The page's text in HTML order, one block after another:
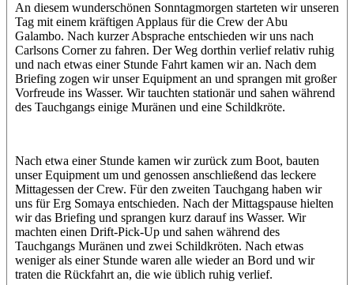
An diesem wunderschönen Sonntagmorgen starteten wir unseren
Tag mit einem kräftigen Applaus für die Crew der Abu
Galambo. Nach kurzer Absprache entschieden wir uns nach
Carlsons Corner zu fahren. Der Weg dorthin verlief relativ ruhig
und nach etwas einer Stunde Fahrt kamen wir an. Nach dem
Briefing zogen wir unser Equipment an und sprangen mit großer
Vorfreude ins Wasser. Wir tauchten stationär und sahen während
des Tauchgangs einige Muränen und eine Schildkröte.
Nach etwa einer Stunde kamen wir zurück zum Boot, bauten
unser Equipment um und genossen anschließend das leckere
Mittagessen der Crew. Für den zweiten Tauchgang haben wir
uns für Erg Somaya entschieden. Nach der Mittagspause hielten
wir das Briefing und sprangen kurz darauf ins Wasser. Wir
machten einen Drift-Pick-Up und sahen während des
Tauchgangs Muränen und zwei Schildkröten. Nach etwas
weniger als einer Stunde waren alle wieder an Bord und wir
traten die Rückfahrt an, die wie üblich ruhig verlief.